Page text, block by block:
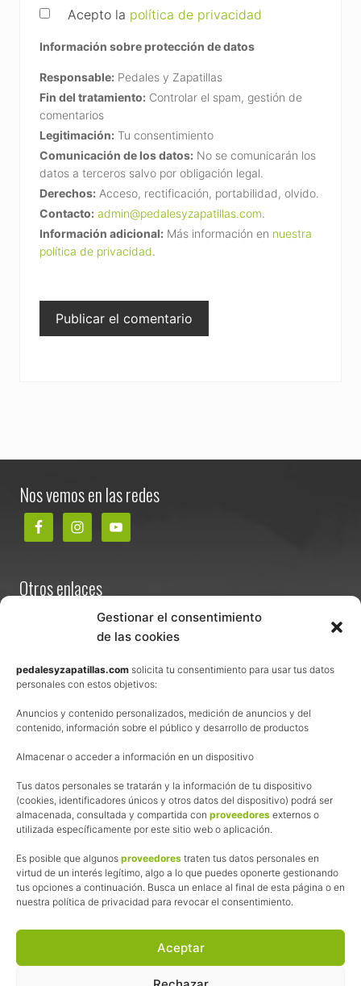
Gestionar el consentimiento
de las cookies
pedalesyzapatillas.com solicita tu consentimiento para usar tus datos
personales con estos objetivos:
Anuncios y contenido personalizados, medición de anuncios y del
contenido, información sobre el público y desarrollo de productos
Almacenar o acceder a información en un dispositivo
Tus datos personales se tratarán y la información de tu dispositivo
(cookies, identificadores únicos y otros datos del dispositivo) podrá ser
almacenada, consultada y compartida con proveedores externos o
utilizada específicamente por este sitio web o aplicación.
Es posible que algunos proveedores traten tus datos personales en
virtud de un interés legítimo, algo a lo que puedes oponerte gestionando
tus opciones a continuación. Busca un enlace al final de esta página o en
nuestra política de privacidad para revocar el consentimiento.
Aceptar
Acepto la política de privacidad
Información sobre protección de datos
Responsable: Pedales y Zapatillas
Fin del tratamiento: Controlar el spam, gestión de
comentarios
Legitimación: Tu consentimiento
Comunicación de los datos: No se comunicarán los
datos a terceros salvo por obligación legal.
Derechos: Acceso, rectificación, portabilidad, olvido.
Contacto: admin@pedalesyzapatillas.com.
Información adicional: Más información en nuestra
política de privacidad.
Nos vemos en las redes
Otros enlaces
Términos y condiciones de venta
Política de privacidad
Política de cookies
Afiliación
La web de Pedalesyzapatillas utiliza programas de afiliación.
¿Qué significa esto?
Cuando recomiendo algún producto, pongo enlaces a tiendas
online que utilizo y, por cada compra que realizas, me llevo
una comisión sin que a ti te cueste más dinero.
Esas comisiones me permiten seguir manteniendo esta web,
las inscripciones a muchas de las marchas para después
Siempre escribo sobre productos y tiendas que he probado